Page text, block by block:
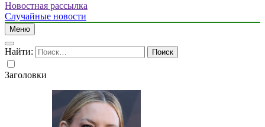
Новостная рассылка
Случайные новости
Меню
Найти:
Заголовки